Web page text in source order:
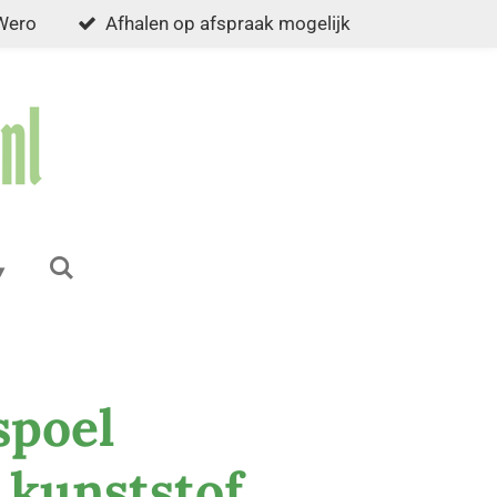
Afhalen op afspraak mogelijk